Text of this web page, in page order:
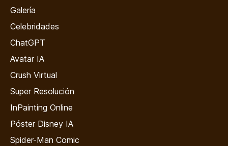
Galería
Celebridades
ChatGPT
Avatar IA
Crush Virtual
Super Resolución
InPainting Online
Póster Disney IA
Spider-Man Comic